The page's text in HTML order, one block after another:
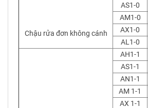
Chậu rửa đơn không cánh
AS1-0
AM1-0
AX1-0
AL1-0
AH1-1
AS1-1
AN1-1
AM 1-1
AX 1-1